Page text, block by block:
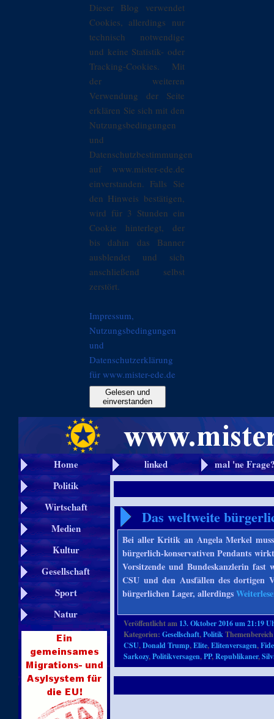
Dieser Blog verwendet
Cookies, allerdings nur
technisch notwendige
und keine Statistik- oder
Tracking-Cookies. Mit
der weiteren
Verwendung der Seite
erklären Sie sich mit den
Nutzungsbedingungen
und
Datenschutzbestimmungen
auf www.mister-ede.de
einverstanden. Falls Sie
den Hinweis bestätigen,
wird für 3 Stunden ein
Cookie hinterlegt, der
bis dahin das Banner
ausblendet und sich
anschließend selbst
zerstört.
Impressum,
Nutzungsbedingungen
und
Datenschutzerklärung
für www.mister-ede.de
Gelesen und
einverstanden
Home linked
mal 'ne
Politik
Wirtschaft
Medien
Kultur
Gesellschaft
Sport
Natur
Das weltweite
Bei aller Kritik an Angela Merkel
bürgerlich-konservativen Pendants
Vorsitzende und Bundeskanzlerin fast
CSU und den Ausfällen des dortigen
bürgerlichen Lager, allerdings
Veröffentlicht am 13. Oktober 2016 um 21:19
Kategorien:Gesellschaft,Politik
CSU,Donald Trump,Elite,Elitenversagen,
Sarkozy,Politikversagen,PP,Republikaner,